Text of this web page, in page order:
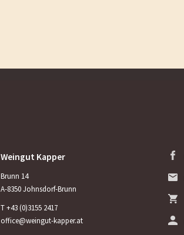
Weingut Kapper
Brunn 14
A-8350 Johnsdorf-Brunn
T +43 (0)3155 2417
office@weingut-kapper.at